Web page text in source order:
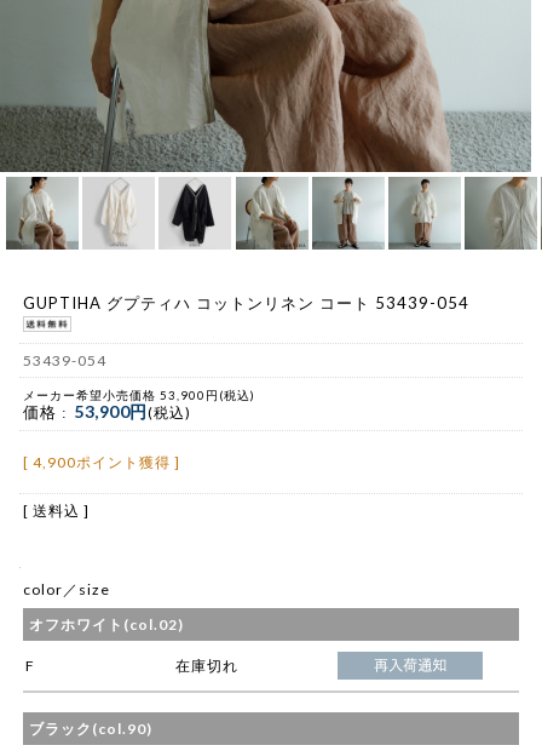
GUPTIHA グプティハ コットンリネン コート 53439-054
53439-054
メーカー希望小売価格 53,900円(税込)
価格 : 53,900円 (税込)
[ 4,900ポイント獲得 ]
[ 送料込 ]
color／size
オフホワイト(col.02)
F 在庫切れ
ブラック(col.90)